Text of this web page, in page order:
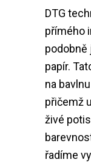
DTG
přímého
podobně
papír.
na
přičemž
živé
řadíme